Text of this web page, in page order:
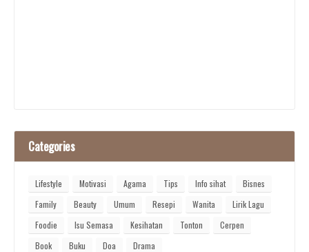
Categories
Lifestyle Motivasi Agama Tips Info sihat
Bisnes
Family
Beauty Umum Resepi Wanita
Lirik Lagu
Foodie
Isu Semasa Kesihatan Tonton
Cerpen
Book
Buku Doa Drama